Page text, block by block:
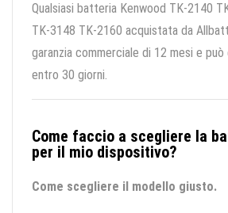
Qualsiasi batteria Kenwood TK-2140
TK-3148 TK-2160 acquistata da
garanzia commerciale di 12 mesi e
entro 30 giorni.
Come faccio a scegliere la
per il mio dispositivo?
Come scegliere il modello giusto.